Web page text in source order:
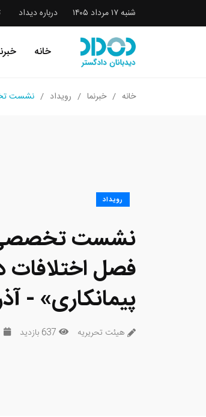
شنبه ۱۷ مرداد ۱۴۰۵ درباره دیداد
خانه
خانه خبرنما رویداد نشست
رویداد
نشست
فصل اختلافات
پیمانکاری» - آذر
هیئت تحریریه 637 بازدید